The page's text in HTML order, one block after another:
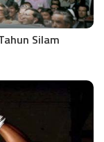
Silam